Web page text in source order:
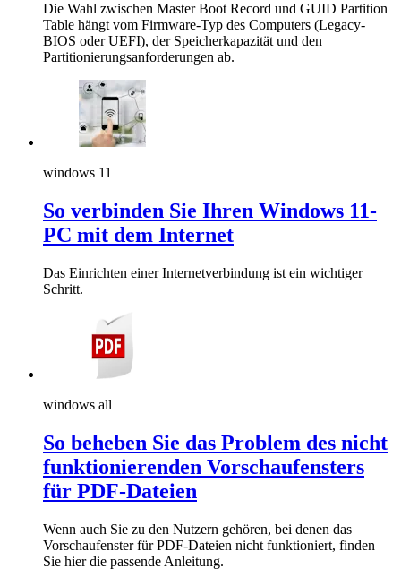
Die Wahl zwischen Master Boot Record und GUID Partition
Table hängt vom Firmware-Typ des Computers (Legacy-
BIOS oder UEFI), der Speicherkapazität und den
Partitionierungsanforderungen ab.
windows 11
So verbinden Sie Ihren Windows 11-
PC mit dem Internet
Das Einrichten einer Internetverbindung ist ein wichtiger
Schritt.
windows all
So beheben Sie das Problem des nicht
funktionierenden Vorschaufensters
für PDF-Dateien
Wenn auch Sie zu den Nutzern gehören, bei denen das
Vorschaufenster für PDF-Dateien nicht funktioniert, finden
Sie hier die passende Anleitung.